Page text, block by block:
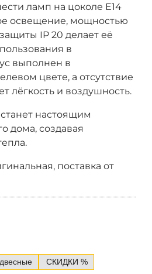
ламп на цоколе E14
освещение, мощностью
IP 20 делает её
в
выполнен в
цвете, а отсутствие
лёгкость и воздушность.
настоящим
дома, создавая
поставка от
СКИДКИ %